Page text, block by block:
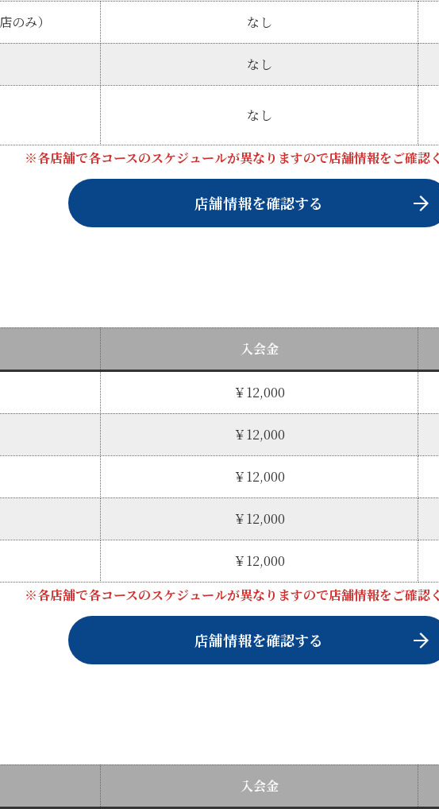
のみ） なし
なし
なし
※各店舗で各コースのスケジュールが異なりますので店舗情報をご確認く
店舗情報を確認する
入会金
￥12,000
￥12,000
￥12,000
￥12,000
￥12,000
※各店舗で各コースのスケジュールが異なりますので店舗情報をご確認く
店舗情報を確認する
入会金